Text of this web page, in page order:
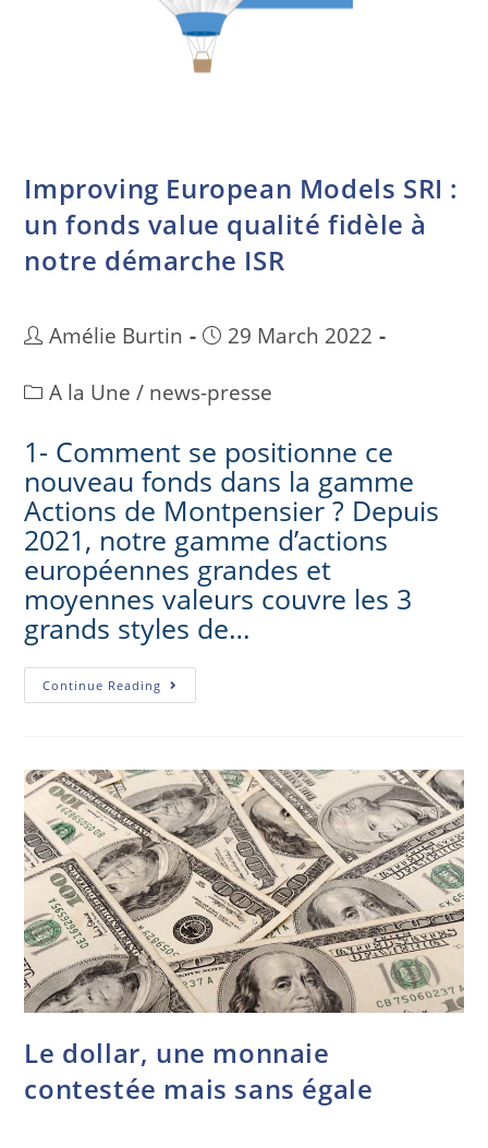
Improving European Models SRI :
un fonds value qualité fidèle à
notre démarche ISR
Amélie Burtin
29 March 2022
A la Une / news-presse
1- Comment se positionne ce
nouveau fonds dans la gamme
Actions de Montpensier ? Depuis
2021, notre gamme d’actions
européennes grandes et
moyennes valeurs couvre les 3
grands styles de…
Continue Reading
Le dollar, une monnaie
contestée mais sans égale